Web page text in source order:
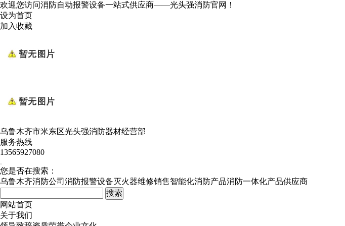
欢迎您访问消防自动报警设备一站式供应商——光头强消防官网！
设为首页
加入收藏
乌鲁木齐市米东区光头强消防器材经营部
服务热线
13565927080
您是否在搜索：
乌鲁木齐消防公司 消防报警设备灭火器维修销售智能化消防产品消防一体化产品供应商
网站首页
关于我们